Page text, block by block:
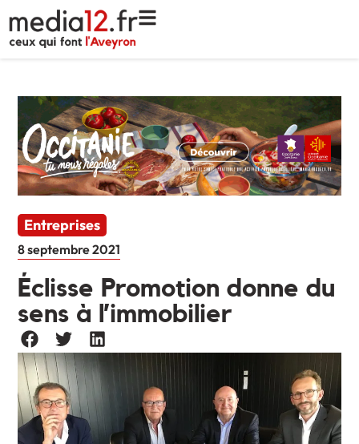
Entreprises
8 septembre 2021
Éclisse Promotion donne du
sens à l’immobilier